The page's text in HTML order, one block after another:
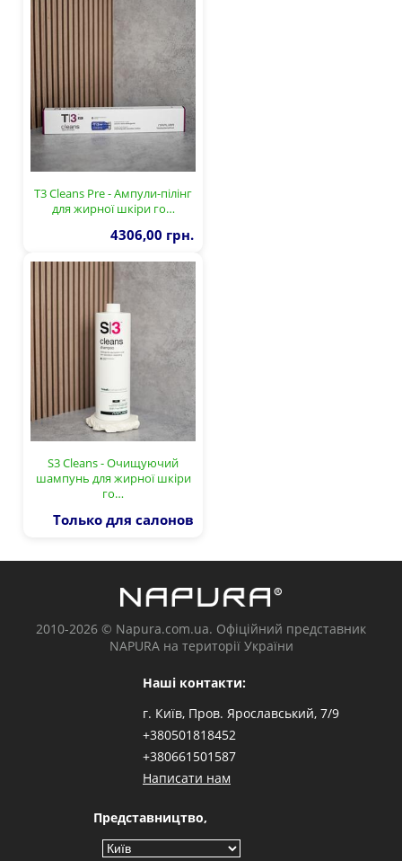
T3 Cleans Pre - Ампули-пілінг
для жирної шкіри го…
4306,00 грн.
S3 Cleans - Очищуючий
шампунь для жирної шкіри
го…
Только для салонов
2010-2026 © Napura.com.ua. Офіційний представник
NAPURA на території України
Наші контакти:
г. Київ, Пров. Ярославський, 7/9
+380501818452
+380661501587
Написати нам
Представництво,